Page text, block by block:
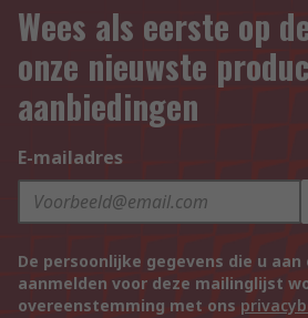
Wees als eerste op
onze nieuwste
aanbiedingen
E-mailadres
De persoonlijke gegevens die u
aanmelden voor deze mailinglijst
overeenstemming met ons